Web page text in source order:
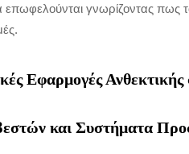
επωφελούνται γνωρίζοντας πως
Εφαρμογές
και Συστήματα